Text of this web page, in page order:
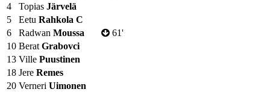
4
Topias Järvelä
5
Eetu Rahkola C
6
Radwan Moussa
61'
10 Berat Grabovci
13 Ville Puustinen
18 Jere Remes
20 Verneri Uimonen